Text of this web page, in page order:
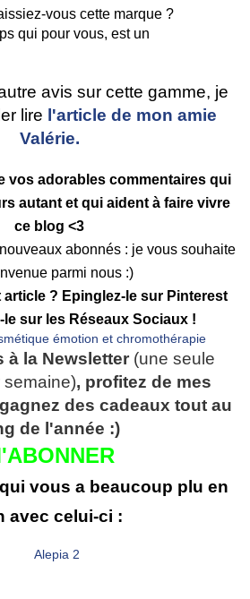
vous cette marque ?
qui pour vous, est un
avis sur cette gamme, je
lire l'article de mon amie
Valérie.
vos adorables commentaires qui
autant et qui aident à faire vivre
ce blog <3
abonnés : je vous souhaite
parmi nous :)
article ? Epinglez-le sur Pinterest
le sur les Réseaux Sociaux !
à la Newsletter (une seule
semaine), profitez de mes
des cadeaux tout au
de l'année :)
vous a beaucoup plu en
avec celui-ci :